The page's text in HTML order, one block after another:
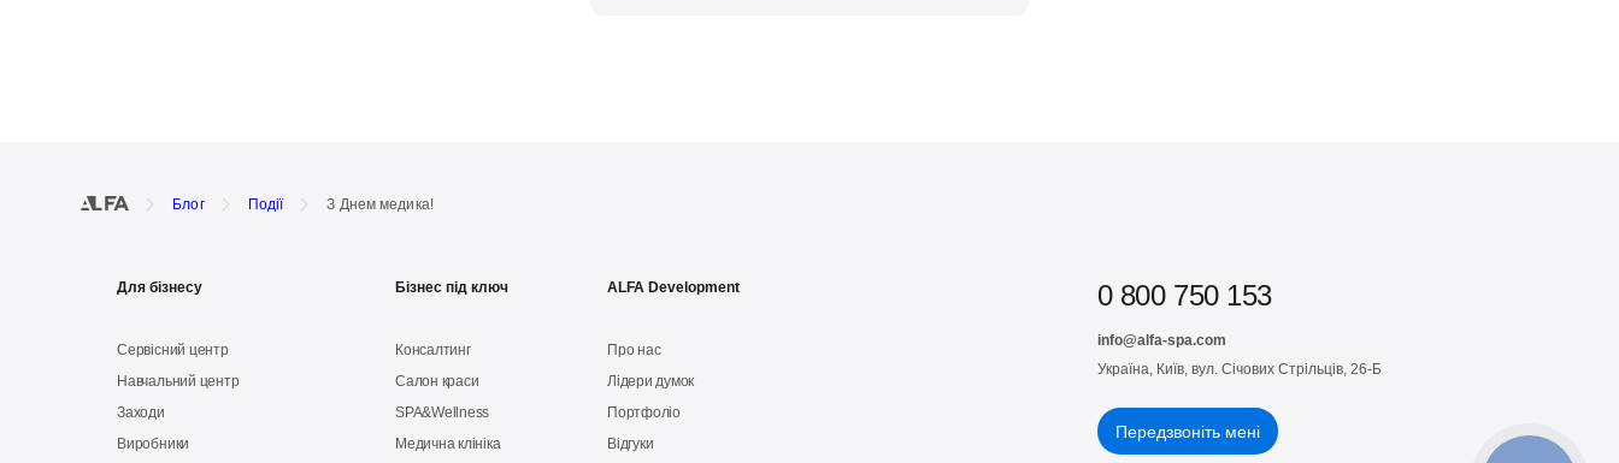
Блог Події З Днем медика!
Для бізнесу
Сервісний центр
Навчальний центр
Заходи
Виробники
Бізнес під ключ
Консалтинг
Салон краси
SPA&Wellness
Медична клініка
ALFA Development
Про нас
Лідери думок
Портфоліо
Відгуки
0 800 750 153
info@alfa-spa.com
Україна, Київ, вул. Січових Стрільців, 26-Б
Передзвоніть мені